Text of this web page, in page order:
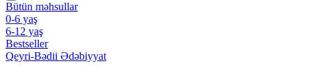
Bütün məhsullar
0-6 yaş
6-12 yaş
Bestseller
Qeyri-Bədii Ədəbiyyat